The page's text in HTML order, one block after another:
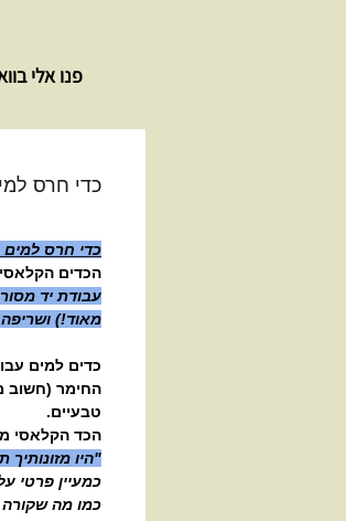
כדי חרס
כדי חרס למים
הכדים הקלאסיים
עבודת יד
מאוד!)
כדים למים
החימר (חשוב
טבעיים.
הכד הקלאסי
"היו מזונותיך
כמעיין פרטי
כמו מה
פנו אלי